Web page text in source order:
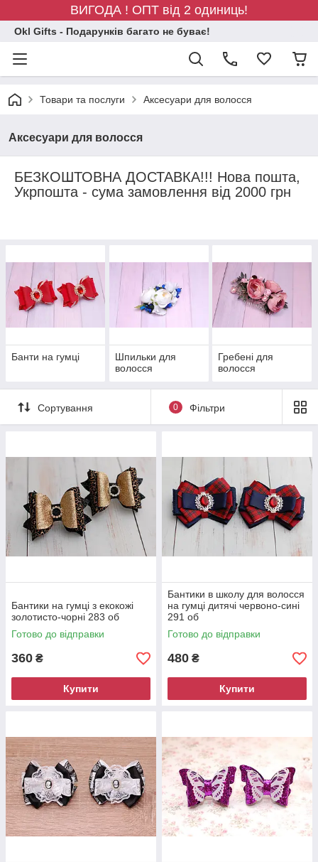
ВИГОДА ! ОПТ від 2 одиниць!
Okl Gifts - Подарунків багато не буває!
Товари та послуги Аксесуари для волосся
Аксесуари для волосся
БЕЗКОШТОВНА ДОСТАВКА!!! Нова пошта,
Укрпошта - сума замовлення від 2000 грн
Банти на гумці
Шпильки для
волосся
Гребені для
волосся
Сортування 0 Фільтри
Бантики на гумці з екокожі
золотисто-чорні 283 об
Готово до відправки
360 ₴
Купити
Бантики в школу для волосся
на гумці дитячі червоно-сині
291 об
Готово до відправки
480 ₴
Купити